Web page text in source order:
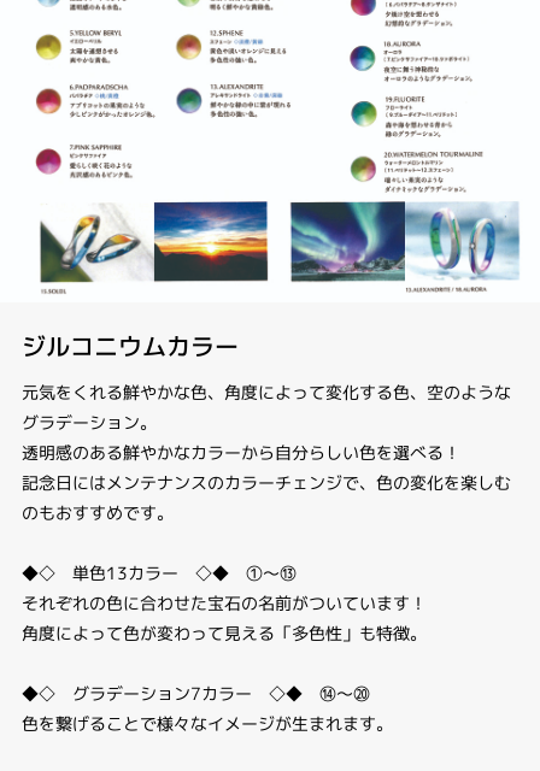
ジルコニウムカラー
元気をくれる鮮やかな色、角度によって変化する色、空のような
グラデーション。
透明感のある鮮やかなカラーから自分らしい色を選べる！
記念日にはメンテナンスのカラーチェンジで、色の変化を楽しむ
のもおすすめです。
◆◇ 単色13カラー ◇◆ ①～⑬
それぞれの色に合わせた宝石の名前がついています！
角度によって色が変わって見える「多色性」も特徴。
◆◇ グラデーション7カラー ◇◆ ⑭～⑳
色を繋げることで様々なイメージが生まれます。